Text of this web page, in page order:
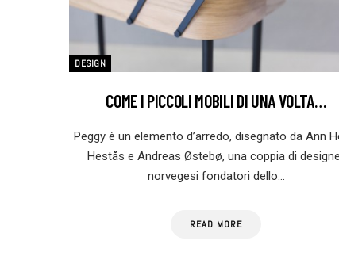
DESIGN
COME I PICCOLI MOBILI DI UNA VOLTA…
Peggy è un elemento d’arredo, disegnato da Ann
Hestås e Andreas Østebø, una coppia di
norvegesi fondatori dello…
READ MORE